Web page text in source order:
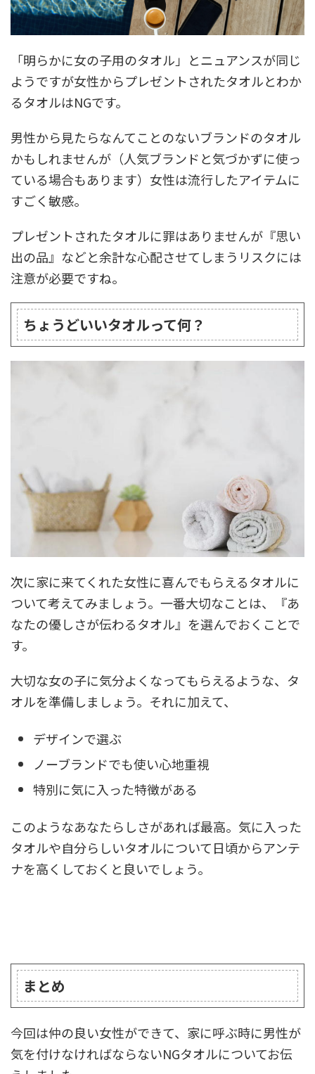
「明らかに女の子用のタオル」とニュアンスが同じ
ようですが女性からプレゼントされたタオルとわか
るタオルはNGです。
男性から見たらなんてことのないブランドのタオル
かもしれませんが（人気ブランドと気づかずに使っ
ている場合もあります）女性は流行したアイテムに
すごく敏感。
プレゼントされたタオルに罪はありませんが『思い
出の品』などと余計な心配させてしまうリスクには
注意が必要ですね。
ちょうどいいタオルって何？
次に家に来てくれた女性に喜んでもらえるタオルに
ついて考えてみましょう。一番大切なことは、『あ
なたの優しさが伝わるタオル』を選んでおくことで
す。
大切な女の子に気分よくなってもらえるような、タ
オルを準備しましょう。それに加えて、
デザインで選ぶ
ノーブランドでも使い心地重視
特別に気に入った特徴がある
このようなあなたらしさがあれば最高。気に入った
タオルや自分らしいタオルについて日頃からアンテ
ナを高くしておくと良いでしょう。
まとめ
今回は仲の良い女性ができて、家に呼ぶ時に男性が
気を付けなければならないNGタオルについてお伝